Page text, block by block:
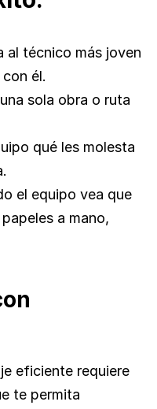
al técnico más joven
él.
sola obra o ruta
qué les molesta
el equipo vea que
a mano,
eficiente requiere
te permita